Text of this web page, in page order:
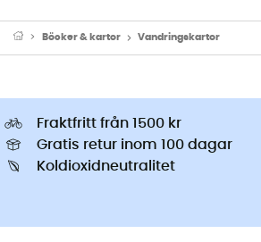
Böcker & kartor Vandringskartor
Fraktfritt från 1500 kr
Gratis retur inom 100 dagar
Koldioxidneutralitet